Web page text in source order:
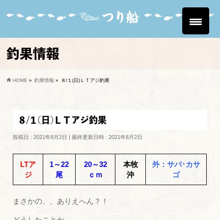
釣果情報
HOME » 釣果情報 » ８/１(日)ＬＴアジ釣果
８/１(日)ＬＴアジ釣果
投稿日 : 2021年8月2日 最終更新日時 : 2021年8月2日
LTア
ジ
1～22
尾
20～32
ｃｍ
本牧
沖
外：サバ･カサ
ゴ
まさかの、、ありえへん？！